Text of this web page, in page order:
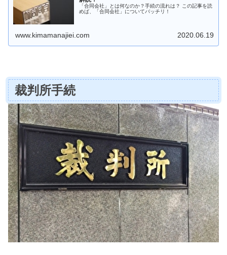
「合同会社」とは何なのか？手続の流れは？ この記事を読
めば、「合同会社」についてバッチリ！
www.kimamanajiei.com 2020.06.19
裁判所手続